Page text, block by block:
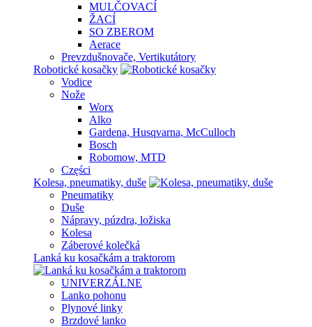
MULČOVACÍ
ŽACÍ
SO ZBEROM
Aerace
Prevzdušnovače, Vertikutátory
Robotické kosačky
Vodice
Nože
Worx
Alko
Gardena, Husqvarna, McCulloch
Bosch
Robomow, MTD
Części
Kolesa, pneumatiky, duše
Pneumatiky
Duše
Nápravy, púzdra, ložiska
Kolesa
Záberové kolečká
Lanká ku kosačkám a traktorom
UNIVERZÁLNE
Lanko pohonu
Plynové linky
Brzdové lanko